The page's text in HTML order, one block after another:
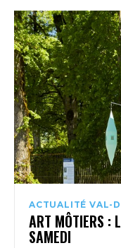
ACTUALITÉ VAL-
ART MÔTIERS :
SAMEDI